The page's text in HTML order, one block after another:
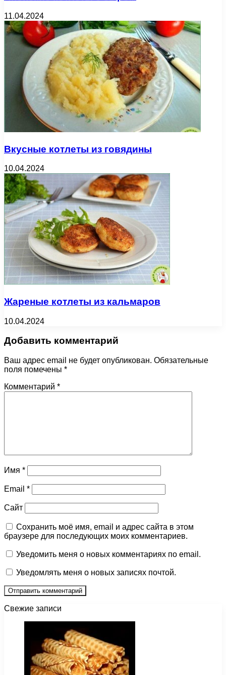
11.04.2024
Вкусные котлеты из говядины
10.04.2024
Жареные котлеты из кальмаров
10.04.2024
Добавить комментарий
Ваш адрес email не будет опубликован. Обязательные
поля помечены *
Комментарий *
Имя *
Email *
Сайт
Сохранить моё имя, email и адрес сайта в этом
браузере для последующих моих комментариев.
Уведомить меня о новых комментариях по email.
Уведомлять меня о новых записях почтой.
Свежие записи